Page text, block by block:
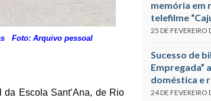
Foto: Arquivo pessoal
Escola Sant’Ana, de Rio
memória em
telefilme
25 DE FEVEREIRO
Sucesso de
Empregada”
doméstica e
24 DE FEVEREIRO